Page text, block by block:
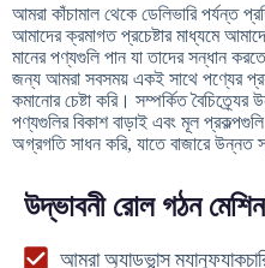
আমরা কাঁচামাল থেকে ডেলিভারি পর্যন্ত
আমাদের ক্রমাগত প্রচেষ্টার মাধ্যমে
মানের পণ্যগুলি পান যা তাদের সন্ধান
জন্য আমরা সবসময় একই সাথে পণ্যের
কমানোর চেষ্টা করি। সম্পর্কিত
পণ্যগুলির বিকাশ বাড়াই এবং মূল
অগ্রগতি সাধন করি, যাতে বাজারে উন্নত
উদ্ভাবনী রোল গঠন
আমরা অ্যাডভান্স